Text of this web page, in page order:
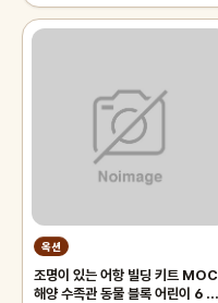
옥션
조명이 있는 어항 빌딩 키트 MOC
해양 수족관 동물 블록 어린이 6 장